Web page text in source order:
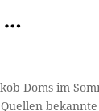
…
Doms im